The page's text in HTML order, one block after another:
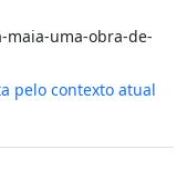
uma-obra-de-
pelo contexto atual